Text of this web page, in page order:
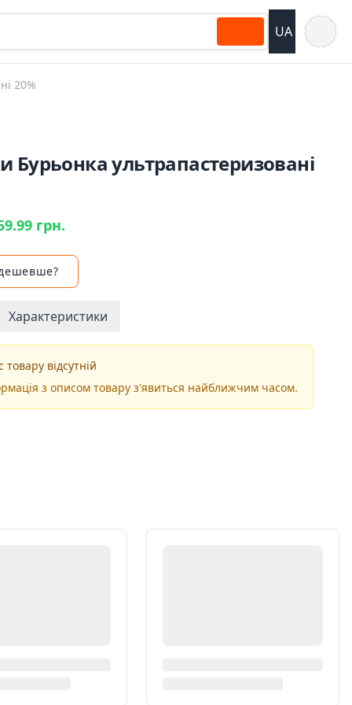
UA
20%
Бурьонка ультрапастеризовані
грн.
Характеристики
товару відсутній
з описом товару з'явиться найближчим часом.